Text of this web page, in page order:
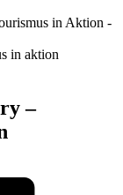
in aktion
–